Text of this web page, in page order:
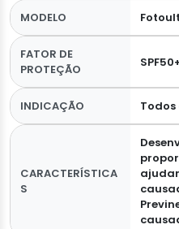
MODELO
FATOR DE
PROTEÇÃO
INDICAÇÃO Todos
CARACTERÍSTICA
S